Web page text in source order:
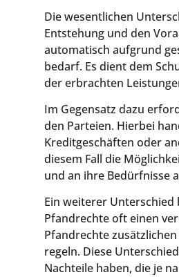
Die wesentlichen
Entstehung und den
automatisch aufgrund
bedarf. Es dient dem
der erbrachten
Im Gegensatz dazu
den Parteien. Hierbei
Kreditgeschäften oder
diesem Fall die
und an ihre Bedürfnisse
Ein weiterer
Pfandrechte oft einen
Pfandrechte
regeln. Diese
Nachteile haben, die je